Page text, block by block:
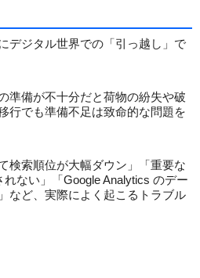
デジタル世界での「引っ越し」で
準備が不十分だと荷物の紛失や破
行でも準備不足は致命的な問題を
検索順位が大幅ダウン」「重要な
ない」「Google Analytics のデー
など、実際によく起こるトラブル